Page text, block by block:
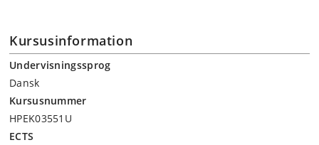
Kursusinformation
Undervisningssprog
Dansk
Kursusnummer
HPEK03551U
ECTS